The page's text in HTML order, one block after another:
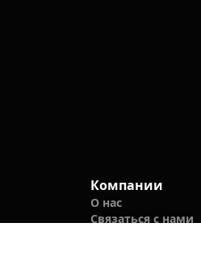
Компании
О нас
Связаться с нами